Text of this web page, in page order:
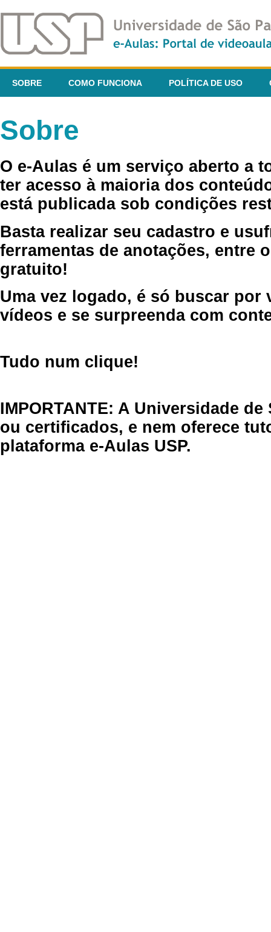
SOBRE COMO FUNCIONA POLÍTICA DE USO
Sobre
O e-Aulas é um serviço aberto a
ter acesso à maioria dos
está publicada sob condições
Basta realizar seu cadastro e
ferramentas de anotações, entre
gratuito!
Uma vez logado, é só buscar por
vídeos e se surpreenda com
Tudo num clique!
IMPORTANTE: A Universidade
ou certificados, e nem oferece
plataforma e-Aulas USP.